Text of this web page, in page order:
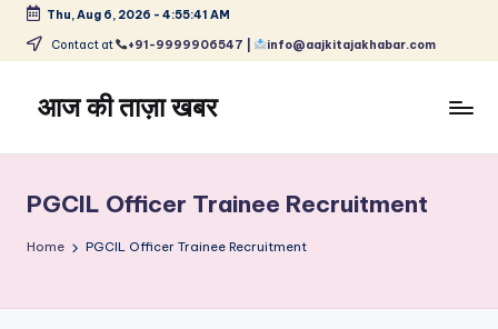
Skip
content
Thu, Aug 6, 2026 - 4:55:42 AM
Contact at +91-9999906547 | info@aajkitajakhabar.com
आज की ताज़ा खबर
ताज़ा
समाचार
–
PGCIL Officer Trainee Recruitment
Home PGCIL Officer Trainee Recruitment